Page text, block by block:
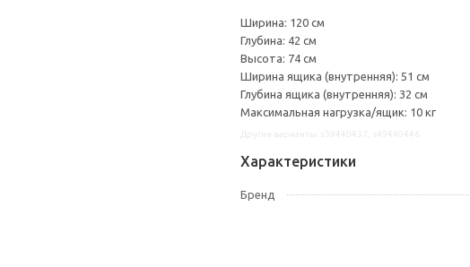
Ширина: 120 см
Глубина: 42 см
Высота: 74 см
Ширина ящика (внутренняя): 51 см
Глубина ящика (внутренняя): 32 см
Максимальная нагрузка/ящик: 10 кг
Характеристики
Бренд